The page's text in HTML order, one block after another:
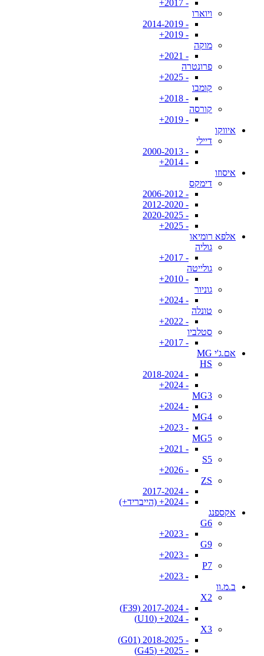
- 2017+
ויוארו
- 2014-2019
- 2019+
מוקה
- 2021+
פרונטרה
- 2025+
קומבו
- 2018+
קורסה
- 2019+
איווקו
דיילי
- 2000-2013
- 2014+
איסוזו
דימקס
- 2006-2012
- 2012-2020
- 2020-2025
- 2025+
אלפא רומיאו
גוליה
- 2017+
גולייטה
- 2010+
גוניור
- 2024+
טונלה
- 2022+
סטלביו
- 2017+
אם.ג'י MG
HS
- 2018-2024
- 2024+
MG3
- 2024+
MG4
- 2023+
MG5
- 2021+
S5
- 2026+
ZS
- 2017-2024
- 2024+ (הייבריד+)
אקספנג
G6
- 2023+
G9
- 2023+
P7
- 2023+
ב.מ.וו
X2
- 2017-2024 (F39)
- 2024+ (U10)
X3
- 2018-2025 (G01)
- 2025+ (G45)